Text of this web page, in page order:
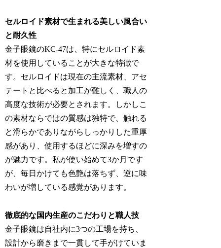
セルロイド素材で生まれる美しい風合い
と耐久性
金子眼鏡のKC-47は、特にセルロイド素
材を使用していることが大きな特徴で
す。セルロイドは現在の主流素材、アセ
テートと比べると加工が難しく、職人の
高度な技術が必要とされます。しかしこ
の素材ならではの質感は独特で、触れる
と滑らかでありながらしっかりした重厚
感があり、使用するほどに深みを増すの
が魅力です。私が使い始めて3か月です
が、毎日かけても色艶は落ちず、逆に味
わいが増している感覚があります。
徹底的な国内生産のこだわりと職人技
金子眼鏡は自社内に3つの工場を持ち、
設計から磨きまで一貫して手がけていま